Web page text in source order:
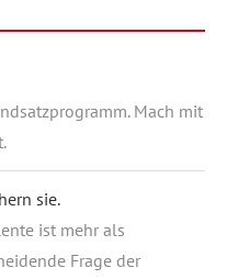
Mach mit
sie.
ist mehr als
Frage der